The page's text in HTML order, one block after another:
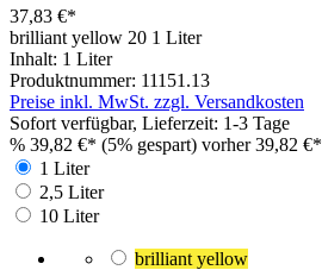
37,83 €*
brilliant yellow 20 1 Liter
Inhalt: 1 Liter
Produktnummer: 11151.13
Preise inkl. MwSt. zzgl. Versandkosten
Sofort verfügbar, Lieferzeit: 1-3 Tage
% 39,82 €* (5% gespart) vorher 39,82 €*
1 Liter
2,5 Liter
10 Liter
brilliant yellow